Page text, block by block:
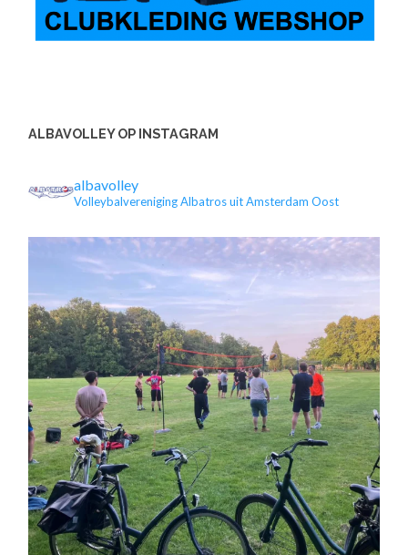
ALBAVOLLEY OP INSTAGRAM
albavolley
Volleybalvereniging Albatros uit Amsterdam Oost